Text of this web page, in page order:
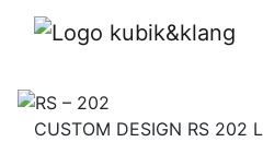
RS – 202
CUSTOM DESIGN RS 202